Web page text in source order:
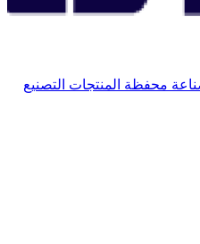
محفظة المنتجات التصنيع